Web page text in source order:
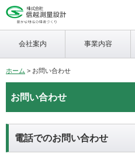
会社案内 事業内容
ホーム > お問い合わせ
お問い合わせ
電話でのお問い合わせ